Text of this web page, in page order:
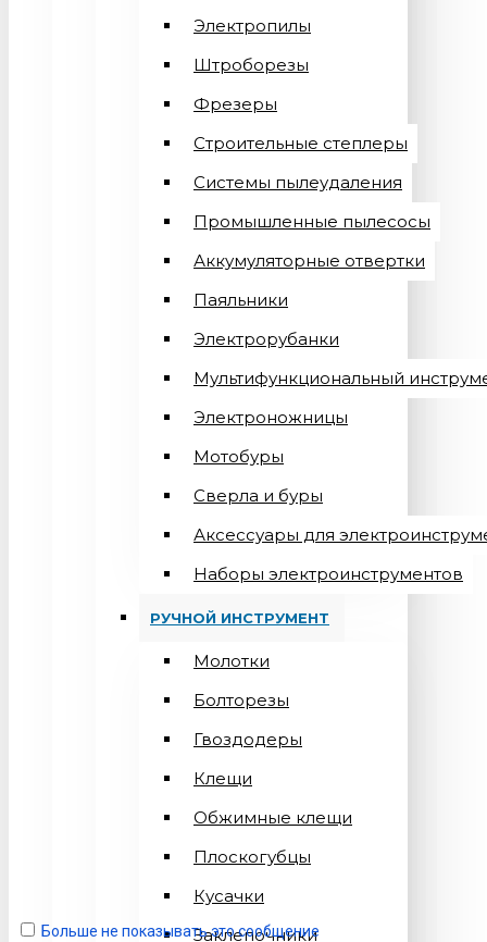
Электропилы
Штроборезы
Фрезеры
Строительные степлеры
Системы пылеудаления
Промышленные пылесосы
Аккумуляторные отвертки
Паяльники
Электрорубанки
Мультифункциональный
Электроножницы
Мотобуры
Сверла и буры
Аксессуары для
Наборы электроинструментов
РУЧНОЙ ИНСТРУМЕНТ
Молотки
Болторезы
Гвоздодеры
Клещи
Обжимные клещи
Плоскогубцы
Кусачки
Заклепочники
Больше не показывать это сообщение